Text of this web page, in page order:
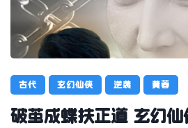
古代 玄幻仙侠 逆袭 黄蓉
破茧成蝶扶正道 玄幻仙